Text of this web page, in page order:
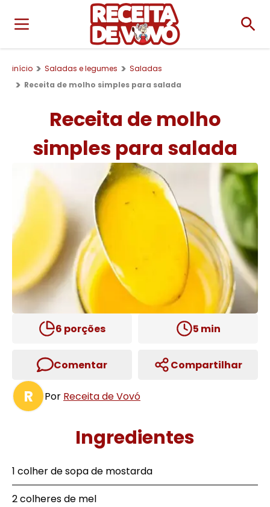
início Saladas e legumes
Saladas
Receita de molho simples para salada
Receita de molho
simples para salada
6 porções 5 min
Comentar Compartilhar
R Por Receita de Vovó
Ingredientes
1 colher de sopa de mostarda
2 colheres de mel